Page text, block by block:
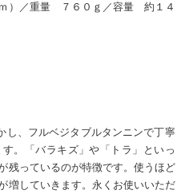
）／重量 ７６０ｇ／容量 約１４
、フルベジタブルタンニンで丁寧
。「バラキズ」や「トラ」といっ
残っているのが特徴です。使うほど
増していきます。永くお使いいただ